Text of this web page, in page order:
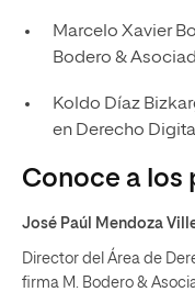
Marcelo Xavier
Bodero &
Koldo Díaz
en Derecho
Conoce a los
José Paúl Mendoza
Director del Área de
firma M. Bodero &